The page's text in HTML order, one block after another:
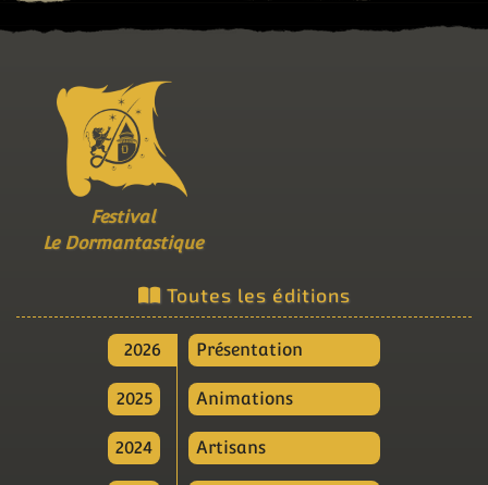
Festival
Le Dormantastique
Toutes les éditions
2026
2025
2024
Présentation
Animations
Artisans